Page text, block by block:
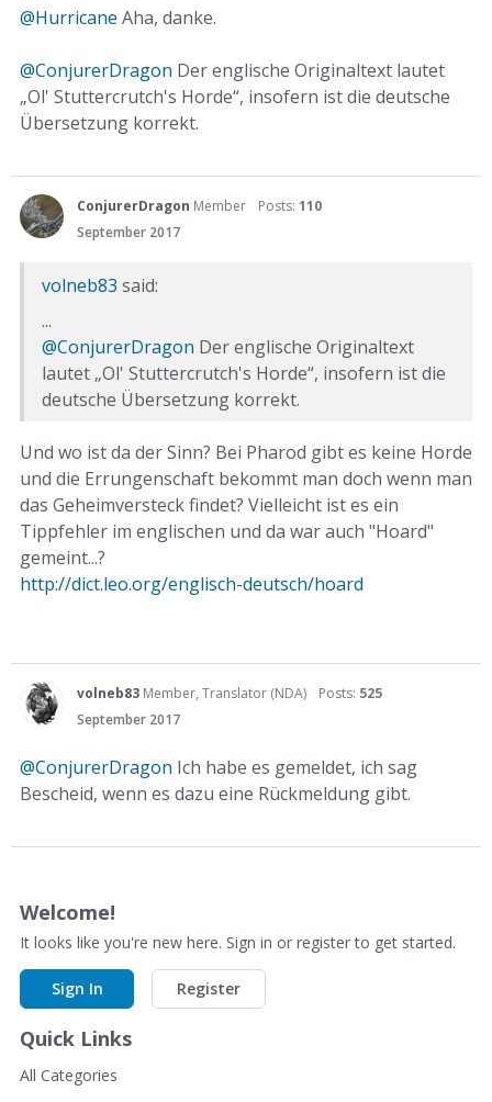
@Hurricane Aha, danke.
@ConjurerDragon Der englische Originaltext lautet
„Ol' Stuttercrutch's Horde“, insofern ist die deutsche
Übersetzung korrekt.
ConjurerDragon Member Posts: 110
September 2017
volneb83 said:
...
@ConjurerDragon Der englische Originaltext
lautet „Ol' Stuttercrutch's Horde“, insofern ist die
deutsche Übersetzung korrekt.
Und wo ist da der Sinn? Bei Pharod gibt es keine Horde
und die Errungenschaft bekommt man doch wenn man
das Geheimversteck findet? Vielleicht ist es ein
Tippfehler im englischen und da war auch "Hoard"
gemeint...?
http://dict.leo.org/englisch-deutsch/hoard
volneb83 Member, Translator (NDA) Posts: 525
September 2017
@ConjurerDragon Ich habe es gemeldet, ich sag
Bescheid, wenn es dazu eine Rückmeldung gibt.
Welcome!
It looks like you're new here. Sign in or register to get started.
Sign In Register
Quick Links
All Categories